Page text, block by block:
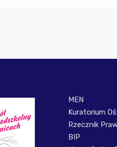
MEN
Kuratorium
Rzecznik
BIP